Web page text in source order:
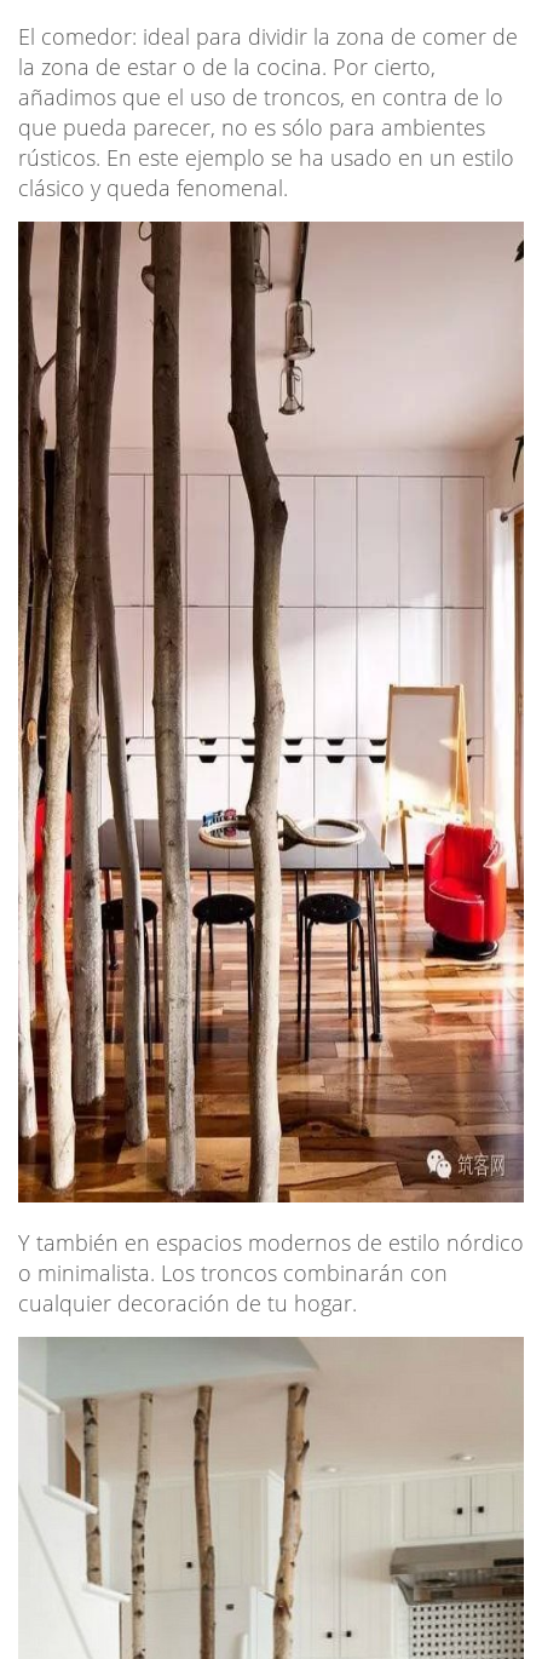
El comedor: ideal para dividir la zona de comer de
la zona de estar o de la cocina. Por cierto,
añadimos que el uso de troncos, en contra de lo
que pueda parecer, no es sólo para ambientes
rústicos. En este ejemplo se ha usado en un estilo
clásico y queda fenomenal.
Y también en espacios modernos de estilo nórdico
o minimalista. Los troncos combinarán con
cualquier decoración de tu hogar.